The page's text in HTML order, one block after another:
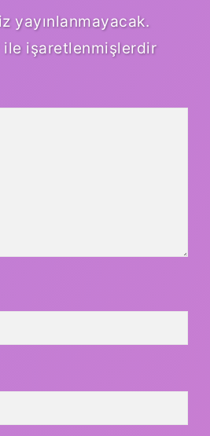
yayınlanmayacak.
ile işaretlenmişlerdir